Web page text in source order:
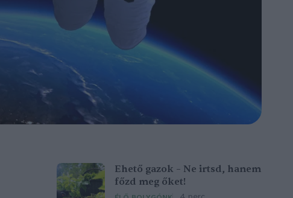
Ehető gazok – Ne irtsd, hanem
főzd meg őket!